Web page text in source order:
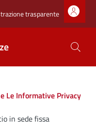
superiore
trasparente
Le Informative Privacy
in sede fissa